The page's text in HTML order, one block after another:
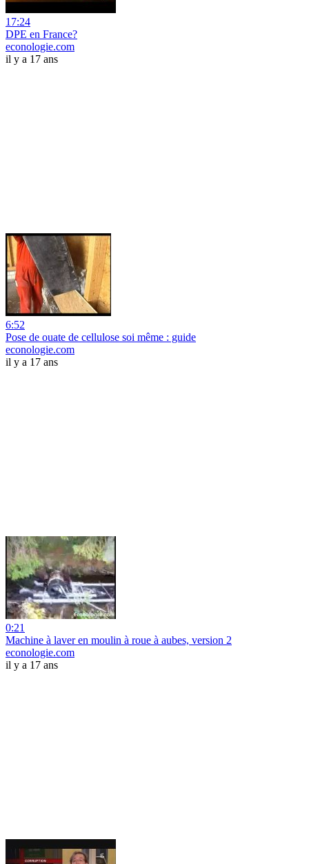
17:24
DPE en France?
econologie.com
il y a 17 ans
6:52
Pose de ouate de cellulose soi même : guide
econologie.com
il y a 17 ans
0:21
Machine à laver en moulin à roue à aubes, version 2
econologie.com
il y a 17 ans